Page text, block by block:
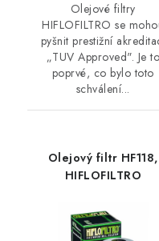
Olejové filtry
HIFLOFILTRO se
pyšnit prestižní
„TUV Approved". Je to
poprvé, co bylo toto
schválení...
Olejový filtr HF118,
HIFLOFILTRO